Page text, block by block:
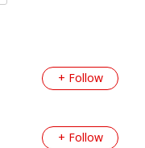
+ Follow
+ Follow